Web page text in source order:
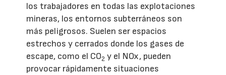
los trabajadores en todas las explotaciones
mineras, los entornos subterráneos son
más peligrosos. Suelen ser espacios
estrechos y cerrados donde los gases de
escape, como el CO2 y el NOx, pueden
provocar rápidamente situaciones